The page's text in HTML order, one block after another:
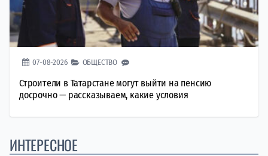
07-08-2026 ОБЩЕСТВО
Строители в Татарстане могут выйти на пенсию
досрочно — рассказываем, какие условия
ИНТЕРЕСНОЕ